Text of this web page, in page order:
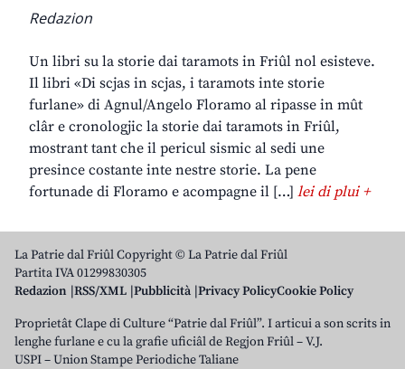
Redazion
Un libri su la storie dai taramots in Friûl nol esisteve.
Il libri «Di scjas in scjas, i taramots inte storie
furlane» di Agnul/Angelo Floramo al ripasse in mût
clâr e cronologjic la storie dai taramots in Friûl,
mostrant tant che il pericul sismic al sedi une
presince costante inte nestre storie. La pene
fortunade di Floramo e acompagne il […] lei di plui +
La Patrie dal Friûl Copyright © La Patrie dal Friûl
Partita IVA 01299830305
Redazion RSS/XML Pubblicità Privacy PolicyCookie Policy
Proprietât Clape di Culture “Patrie dal Friûl”. I articui a son scrits in
lenghe furlane e cu la grafie uficiâl de Regjon Friûl – V.J.
USPI – Union Stampe Periodiche Taliane